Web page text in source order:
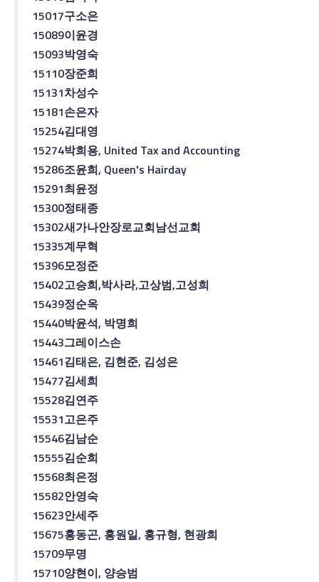
15017구소은
15089이윤경
15093박영숙
15110장준희
15131차성수
15181손은자
15254김대영
15274박희용, United Tax and Accounting
15286조윤희, Queen's Hairday
15291최윤정
15300정태종
15302새가나안장로교회남선교회
15335계무혁
15396모정준
15402고승희,박사라,고상범,고성희
15439정순옥
15440박윤석, 박명희
15443그레이스손
15461김태은, 김현준, 김성은
15477김세희
15528김연주
15531고은주
15546김남순
15555김순희
15568최은정
15582안영숙
15623안세주
15675홍동곤, 홍원일, 홍규형, 현광희
15709무명
15710양현이, 양승범